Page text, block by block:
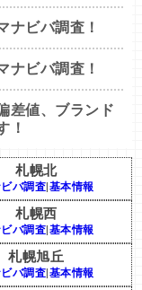
ナビバ調査！
ナビバ調査！
差値、ブランド
！
札幌北
バ調査|基本情報
札幌西
バ調査|基本情報
札幌旭丘
バ調査|基本情報